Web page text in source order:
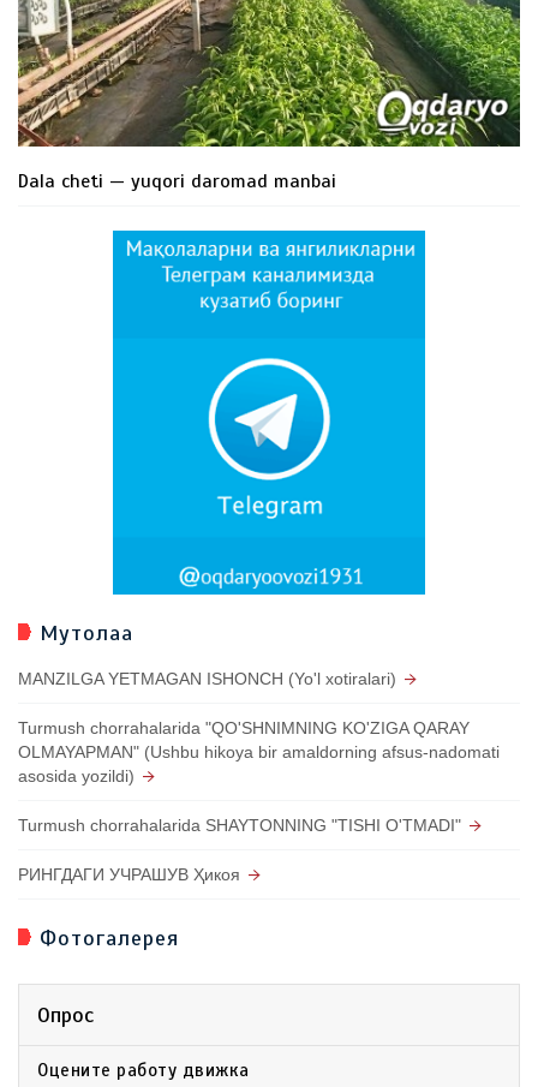
Dala cheti — yuqori daromad manbai
Мутолаа
MANZILGA YETMAGAN ISHONCH (Yo'l xotiralari)
Turmush chorrahalarida "QO'SHNIMNING KO'ZIGA QARAY
OLMAYAPMAN" (Ushbu hikoya bir amaldorning afsus-nadomati
asosida yozildi)
Turmush chorrahalarida SHAYTONNING "TISHI O'TMADI"
РИНГДАГИ УЧРАШУВ Ҳикоя
Фотогалерея
Опрос
Оцените работу движка